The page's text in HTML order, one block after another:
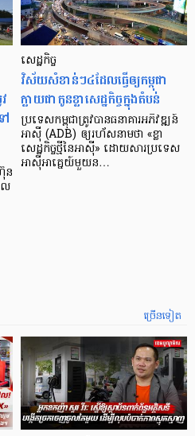
ន
ល
សេដ្ឋកិច្ច​
វិស័យ​សំខាន់ៗ​៤​ដែល​ធ្វើ​ឲ្យ​កម្ពុជា​
ក្លាយ​ជា​កូន​ខ្លា​សេដ្ឋកិច្ច​ក្នុង​តំបន់
ប្រទេស​កម្ពុជា​ត្រូវ​បាន​ធនាគារ​អភិវឌ្ឍន៍​
អាស៊ី (ADB) ឲ្យ​រហ័ស​នាមថា «ខ្លា​
សេដ្ឋកិច្ច​ថ្មី​នៃ​អាស៊ី» ដោយសារ​ប្រទេស​
អាស៊ី​អាគ្នេយ៍​មួយ​ន…
ច្រើនទៀត